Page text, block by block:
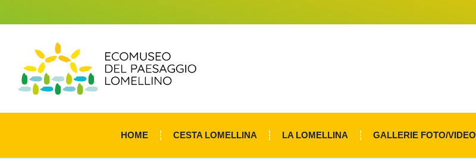
HOME CESTA LOMELLINA LA LOMELLINA GALLERIE FOTO/VIDEO